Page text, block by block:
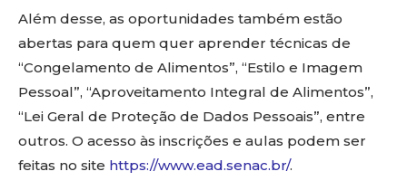
Além desse, as oportunidades também estão
abertas para quem quer aprender técnicas de
“Congelamento de Alimentos”, “Estilo e Imagem
Pessoal”, “Aproveitamento Integral de Alimentos”,
“Lei Geral de Proteção de Dados Pessoais”, entre
outros. O acesso às inscrições e aulas podem ser
feitas no site https://www.ead.senac.br/.